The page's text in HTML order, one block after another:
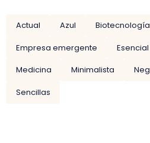
Actual Azul Biotecnología
Empresa emergente
Esencial
Medicina
Minimalista
Sencillas